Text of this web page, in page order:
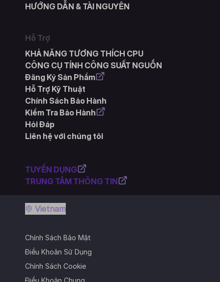
HƯỚNG DẪN & TÀI NGUYÊN
Hỗ Trợ
KHẢ NĂNG TƯƠNG THÍCH CPU
CÔNG CỤ TÍNH CÔNG SUẤT NGUỒN
Đăng Ký Sản Phẩm
Hỗ Trợ Kỹ Thuật
Chính Sách Bảo Hành
Kiểm Tra Bảo Hành
Hỏi Đáp
Liên hệ với chúng tôi
TUYỂN DỤNG
TRUNG TÂM THÔNG TIN
Chính Sách Bảo Mật
Điều Khoản Sử Dụng
Chính Sách Cookie
Điều Khoản Chung
Vietnam